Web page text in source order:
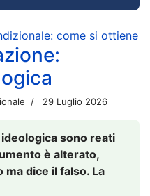
come si ottiene
29 Luglio 2026
sono reati
è alterato,
ma dice il falso. La